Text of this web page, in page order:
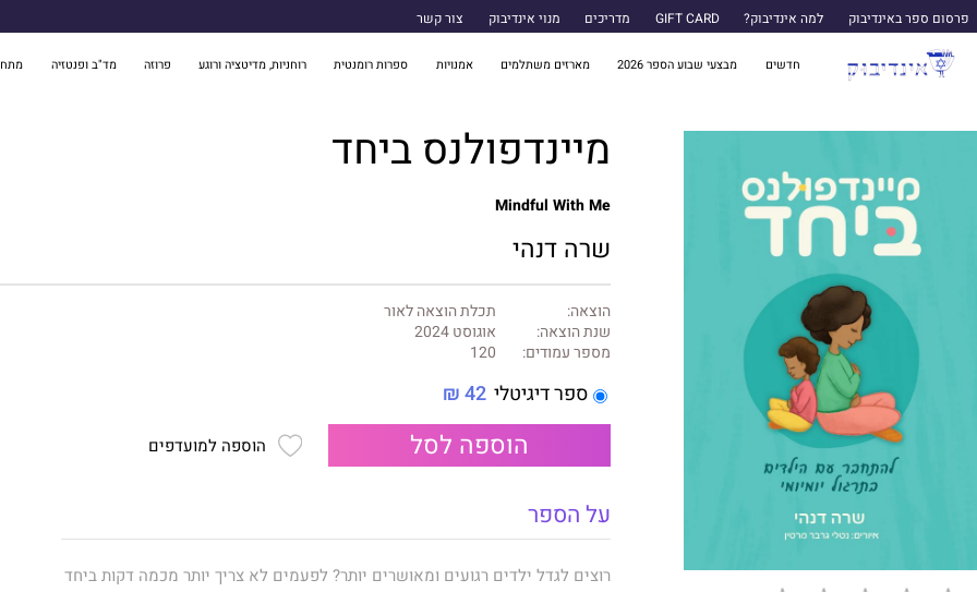
פרסום ספר באינדיבוק למה אינדיבוק? GIFT CARD מדריכים מנוי אינדיבוק צור קשר
חדשים מבצעי שבוע הספר 2026 מארזים משתלמים אמנויות ספרות רומנטית רוחניות, מדיטציה ורוגע פרוזה מד"ב ופנטזיה מתח
מיינדפולנס ביחד
Mindful With Me
שרה דנהי
הוצאה:
תכלת הוצאה לאור
שנת הוצאה:
אוגוסט 2024
מספר עמודים:
120
ספר דיגיטלי 42 ₪
הוספה לסל הוספה למועדפים
על הספר
רוצים לגדל ילדים רגועים ומאושרים יותר? לפעמים לא צריך יותר מכמה דקות ביחד מידי יום.